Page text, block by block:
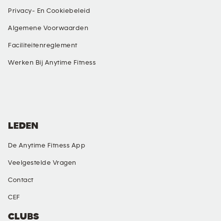
Privacy- En Cookiebeleid
Algemene Voorwaarden
Faciliteitenreglement
Werken Bij Anytime Fitness
CLUBS
LEDEN
De Anytime Fitness App
Veelgestelde Vragen
Contact
CEF